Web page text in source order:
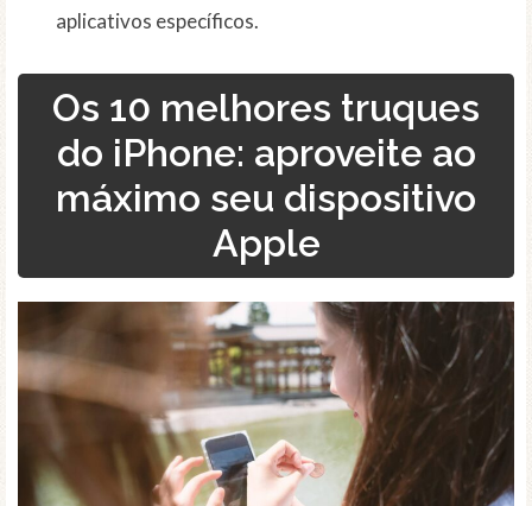
aplicativos específicos.
Os 10 melhores truques
do iPhone: aproveite ao
máximo seu dispositivo
Apple